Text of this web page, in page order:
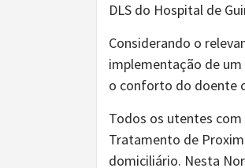
DLS do Hospital de
Considerando o
implementação de
o conforto do doente
Todos os utentes com
Tratamento de
domiciliário. Nesta